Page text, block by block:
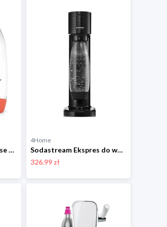
Sodastream Butelka Fuse Orange/Yellow 2x 1 l, do zmywarki
4Home
Sodastream Ekspres do wody gazowanej Gaia Black
326.99 zł